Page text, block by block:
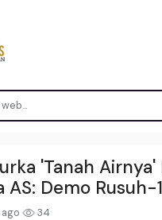
'Tanah Airnya'
AS: Demo Rusuh-
34